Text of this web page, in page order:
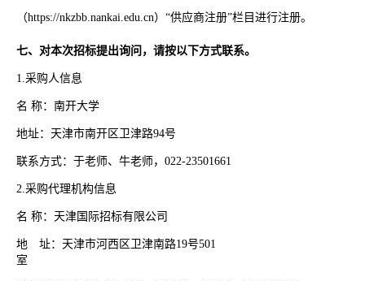
（https://nkzbb.nankai.edu.cn）“供应商注册”栏目进行注册。
七、对本次招标提出询问，请按以下方式联系。
1.采购人信息
名 称：南开大学
地址：天津市南开区卫津路94号
联系方式：于老师、牛老师，022-23501661
2.采购代理机构信息
名 称：天津国际招标有限公司
地 址：天津市河西区卫津南路19号501
室